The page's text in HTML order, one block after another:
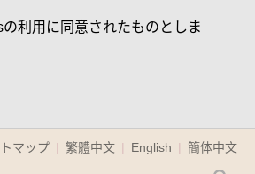
利用に同意されたものとしま
マップ 繁體中文 English 簡体中文